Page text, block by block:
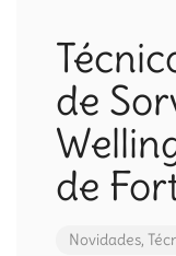
de
de
Novidades,